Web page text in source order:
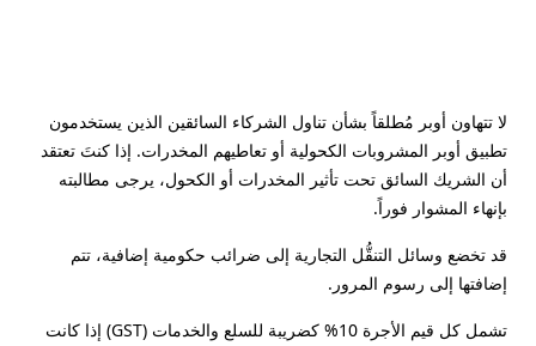
لا تتهاون أوبر مُطلقاً بشأن تناول الشركاء السائقين الذين يستخدمون
تطبيق أوبر المشروبات الكحولية أو تعاطيهم المخدرات. إذا كنتَ تعتقد
أن الشريك السائق تحت تأثير المخدرات أو الكحول، يرجى مطالبته
بإنهاء المشوار فوراً.
قد تخضع وسائل التنقُّل التجارية إلى ضرائب حكومية إضافية، تتم
إضافتها إلى رسوم المرور.
تشمل كل قيم الأجرة 10% كضريبة للسلع والخدمات (GST) إذا كانت